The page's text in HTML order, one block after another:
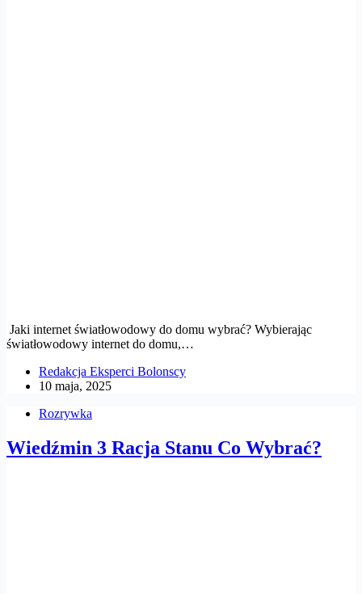
Jaki internet światłowodowy do domu wybrać? Wybierając
światłowodowy internet do domu,…
Redakcja Eksperci Bolonscy
10 maja, 2025
Rozrywka
Wiedźmin 3 Racja Stanu Co Wybrać?